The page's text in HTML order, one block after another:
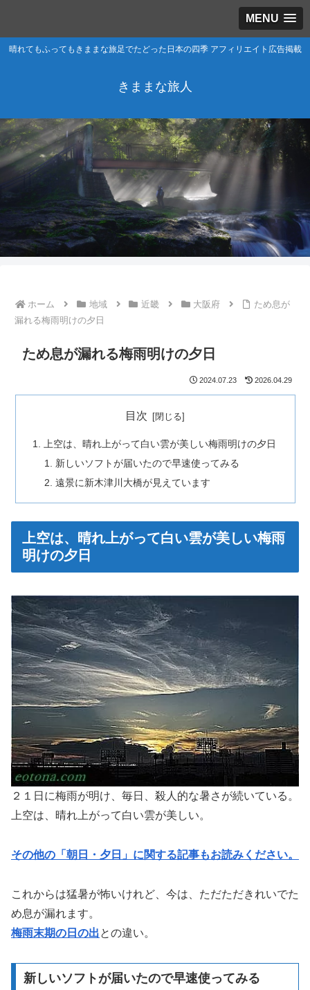
MENU
晴れてもふってもきままな旅足でたどった日本の四季 アフィリエイト広告掲載
きままな旅人
ホーム 地域 近畿 大阪府
ため息が
漏れる梅雨明けの夕日
ため息が漏れる梅雨明けの夕日
2024.07.23 2026.04.29
目次
上空は、晴れ上がって白い雲が美しい梅雨明けの夕日
新しいソフトが届いたので早速使ってみる
遠景に新木津川大橋が見えています
上空は、晴れ上がって白い雲が美しい梅雨
明けの夕日
２１日に梅雨が明け、毎日、殺人的な暑さが続いている。
上空は、晴れ上がって白い雲が美しい。
その他の「朝日・夕日」に関する記事もお読みください。
これからは猛暑が怖いけれど、今は、ただただきれいでた
め息が漏れます。
梅雨末期の日の出との違い。
新しいソフトが届いたので早速使ってみる